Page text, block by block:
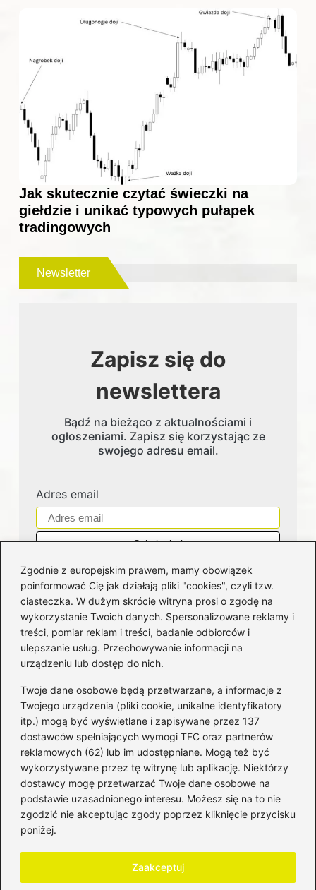
Zgodnie z europejskim prawem, mamy obowiązek
poinformować Cię jak działają pliki "cookies", czyli tzw.
ciasteczka. W dużym skrócie witryna prosi o zgodę na
wykorzystanie Twoich danych. Spersonalizowane reklamy i
treści, pomiar reklam i treści, badanie odbiorców i
ulepszanie usług. Przechowywanie informacji na
urządzeniu lub dostęp do nich.
Twoje dane osobowe będą przetwarzane, a informacje z
Twojego urządzenia (pliki cookie, unikalne identyfikatory
itp.) mogą być wyświetlane i zapisywane przez 137
dostawców spełniających wymogi TFC oraz partnerów
reklamowych (62) lub im udostępniane. Mogą też być
wykorzystywane przez tę witrynę lub aplikację. Niektórzy
dostawcy mogę przetwarzać Twoje dane osobowe na
podstawie uzasadnionego interesu. Możesz się na to nie
zgodzić nie akceptując zgody poprzez kliknięcie przycisku
poniżej.
Zaakceptuj
Jak skutecznie czytać świeczki na
giełdzie i unikać typowych pułapek
tradingowych
Newsletter
Zapisz się do
newslettera
Bądź na bieżąco z aktualnościami i
ogłoszeniami. Zapisz się korzystając ze
swojego adresu email.
Adres email
Kategorie
Bankowość (181)
Fundusze
(36)
Giełda(28)
Inwestycje(49)
Rentowność(32)
Rozliczenia(196)
Świadczenia socjalne(59)
Waluty(21)
Windykacja(49)